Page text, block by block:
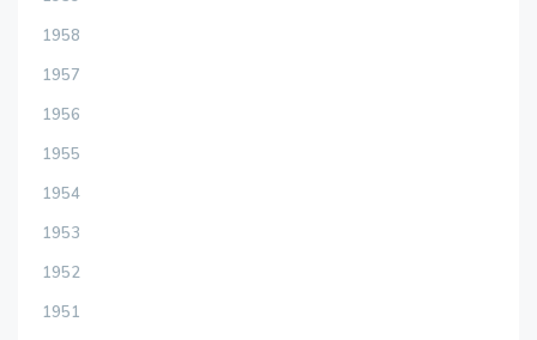
1958
1957
1956
1955
1954
1953
1952
1951